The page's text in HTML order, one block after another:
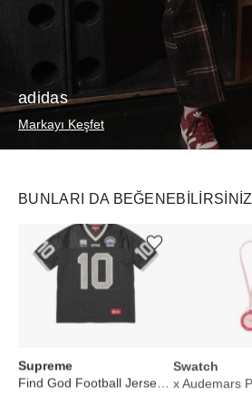
adidas
Markayı Keşfet
BUNLARI DA BEĞENEBILIRSINIZ
Supreme
Find God Football Jersey Black
Ürünü istek listesine ekle veya listeden çıkar
Swatch